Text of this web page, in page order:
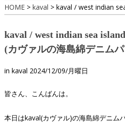
HOME> kaval > kaval / west indian
kaval / west indian sea
(カヴァルの海島綿デニム
in kaval 2024/12/09/月曜日
皆さん、こんばんは。
本日はkaval(カヴァル)の海島綿デニム